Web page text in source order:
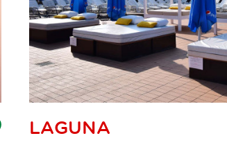
Zemljevid
točkeLAGUNA